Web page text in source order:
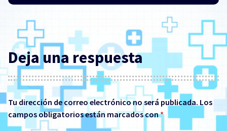
Deja una respuesta
Tu dirección de correo electrónico no será publicada. Los
campos obligatorios están marcados con*